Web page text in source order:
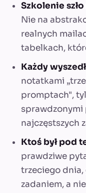
Szkolenie
Nie na
realnych
tabelkach,
Każdy
notatkami
promptach",
najczęstszych
Ktoś był pod
prawdziwe
trzeciego dnia,
zadaniem, a